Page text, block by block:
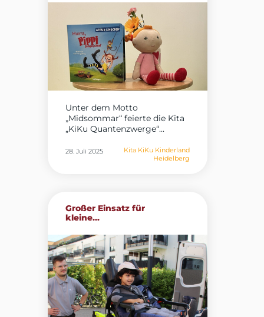
Unter dem Motto
„Midsommar“ feierte die Kita
„KiKu Quantenzwerge“...
28. Juli 2025
Kita KiKu Kinderland
Heidelberg
Großer Einsatz für
kleine...